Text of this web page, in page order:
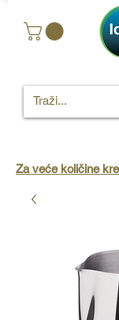
Za veće količine